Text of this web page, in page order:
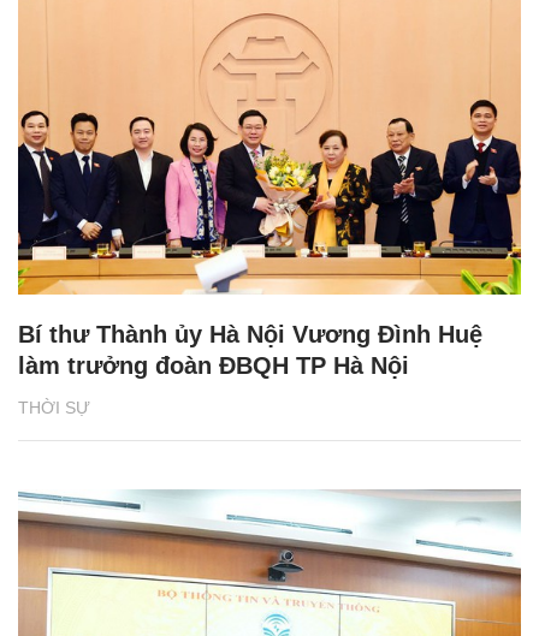
THỜI SỰ
Bí thư Thành ủy Hà Nội Vương Đình Huệ
làm trưởng đoàn ĐBQH TP Hà Nội